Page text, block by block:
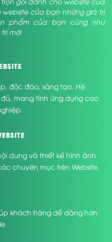
của bạn những giá trị
phẩm của bạn cũng như
mới
độc đáo, sáng tạo. Hệ
mang tính ứng dụng cao
dung và thiết kế hình ảnh
chuyên mục trên Website.
khách hàng dễ dàng hơn